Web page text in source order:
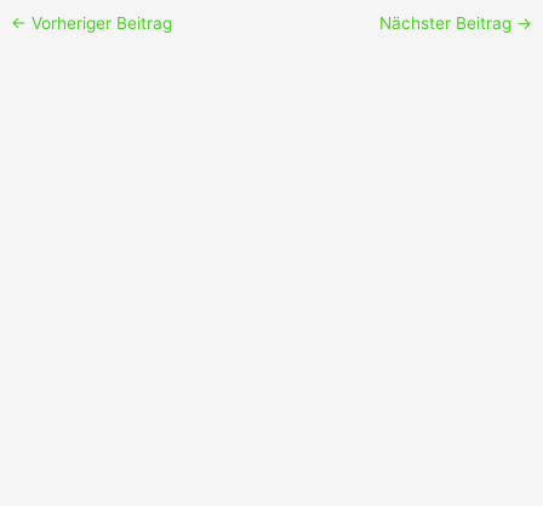
← Vorheriger Beitrag Nächster Beitrag →